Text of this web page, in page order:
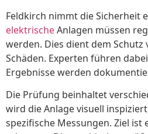
Feldkirch nimmt die Sicherheit
elektrischeAnlagen müssen
werden. Dies dient dem Schutz
Schäden. Experten führen
Ergebnisse werden
Die Prüfung beinhaltet
wird die Anlage visuell
spezifische Messungen. Ziel ist